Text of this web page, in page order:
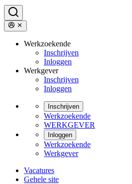
Werkzoekende
Inschrijven
Inloggen
Werkgever
Inschrijven
Inloggen
Inschrijven
Werkzoekende
WERKGEVER
Inloggen
Werkzoekende
Werkgever
Vacatures
Gehele site